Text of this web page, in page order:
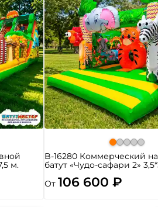
м.
B-16280 Коммерческий
батут «Чудо-сафари 2»
От 106 600 ₽